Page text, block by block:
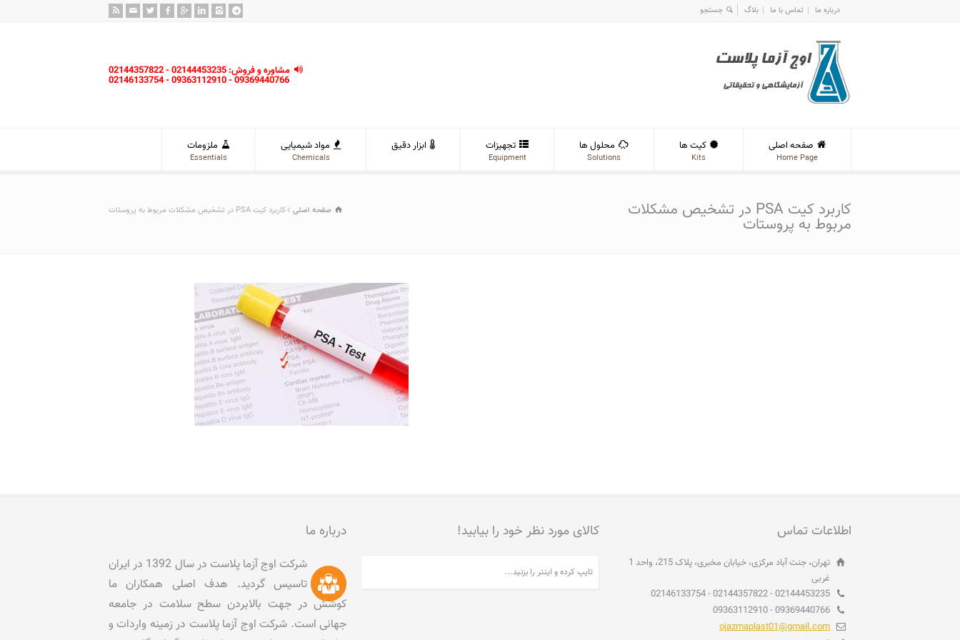
درباره ما تماس با ما بلاگ
مشاوره و فروش: 02144453235 - 02144357822
09369440766 - 09363112910 - 02146133754
صفحه اصلی
Home Page
کیت ها
Kits
محلول ها
Solutions
تجهیزات
Equipment
ابزار دقیق مواد شیمیایی
Chemicals
ملزومات
Essentials
کاربرد کیت PSA در تشخیص مشکلات
مربوط به پروستات
صفحه اصلی کاربرد کیت PSA در تشخیص مشکلات مربوط به پروستات
اطلاعات تماس
تهران، جنت آباد مرکزی، خیابان مخبری، پلاک 215، واحد 1
غربی
02144453235 - 02144357822 - 02146133754
09369440766 - 09363112910
ojazmaplast01@gmail.com
کالای مورد نظر خود را بیابید! درباره ما
شرکت اوج آزما پلاست در سال 1392 در ایران
تاسیس گردید. هدف اصلی همکاران ما
کوشش در جهت بالابردن سطح سلامت در جامعه
جهانی است. شرکت اوج آزما پلاست در زمینه واردات و